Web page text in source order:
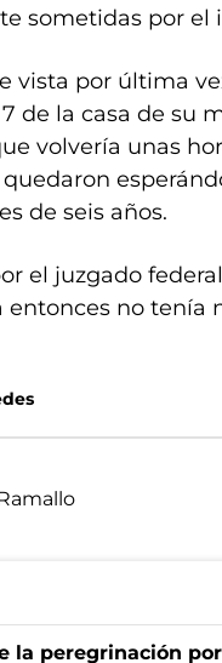
sometidas por el
vista por última
de la casa de su
volvería unas
quedaron
de seis años.
el juzgado
entonces no tenía
la peregrinación